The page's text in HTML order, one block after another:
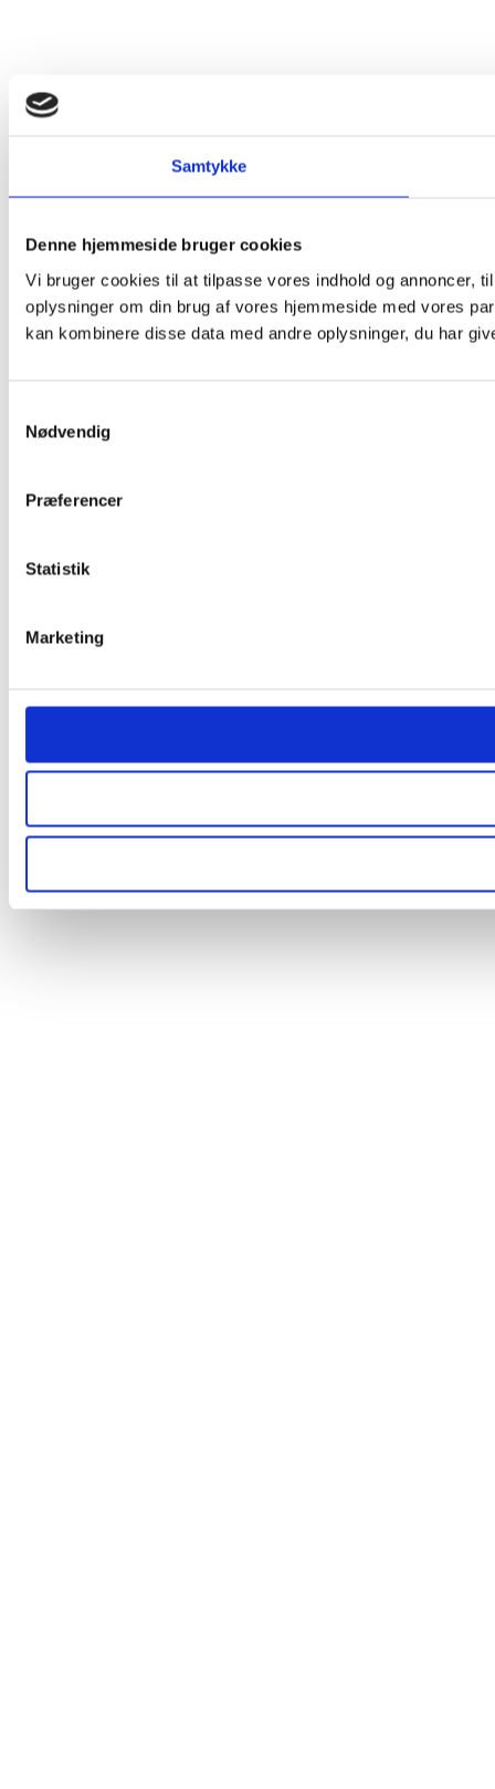
Samtykke
Denne hjemmeside bruger cookies
Vi bruger cookies til at tilpasse vores indhold og annoncer,
oplysninger om din brug af vores hjemmeside med vores
kan kombinere disse data med andre oplysninger, du har
Nødvendig
Præferencer
Statistik
Marketing